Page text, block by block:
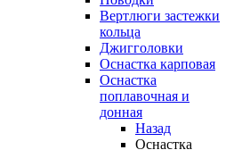
Вертлюги застежки
кольца
Джигголовки
Оснастка карповая
Оснастка
поплавочная и
донная
Назад
Оснастка